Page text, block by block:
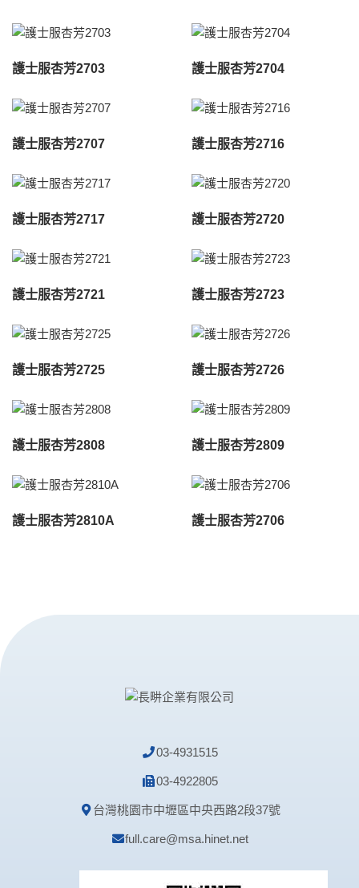
護士服杏芳2703 護士服杏芳2704
護士服杏芳2707 護士服杏芳2716
護士服杏芳2717 護士服杏芳2720
護士服杏芳2721 護士服杏芳2723
護士服杏芳2725 護士服杏芳2726
護士服杏芳2808 護士服杏芳2809
護士服杏芳2810A 護士服杏芳2706
03-4931515
03-4922805
台灣桃園市中壢區中央西路2段37號
full.care@msa.hinet.net